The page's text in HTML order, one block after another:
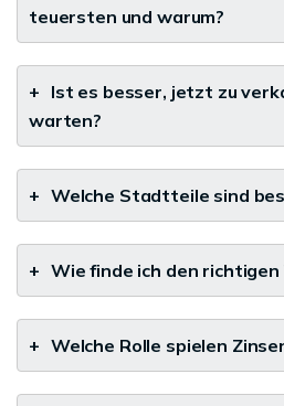
teuersten und warum?
+ Ist es besser, jetzt zu
warten?
+ Welche Stadtteile sind
+ Wie finde ich den
+ Welche Rolle spielen